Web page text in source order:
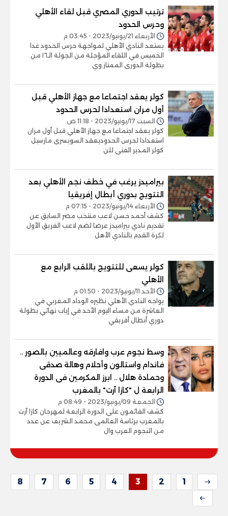
ترتيب الدوري المصري قبل لقاء الأهلي
وحرس الحدود
الأربعاء 21/يونيو/2023 - 03:45 م
يستعد النادي الأهلي لمواجهة حرس الحدود غدا
الخميس في اللقاء المؤجلة من الجولة الـ١٦ من
بطولة الدورى الممتاز.وي
كولر يعقد اجتماعا مع جهاز الأهلي قبل
أول مران استعدادا لحرس الحدود
السبت 17/يونيو/2023 - 11:18 ص
كولر يعقد اجتماعا مع جهاز الأهلي قبل أول مران
استعدادا لحرس الحدوديعقد السويسرى مارسيل
كولر المدير الفنى للن
بيراميدز يرغب في خطف نجم الأهلي بعد
التتويج بدوري أبطال إفريقيا
الأربعاء 14/يونيو/2023 - 07:15 م
كشف أحمد حسن لاعب منتخب مصر السابق عن
تقديم نادي بيراميدز عرضا لضم لاعب الفريق الأول
لكرة القدم بالنادي الأهل
كولر يسعى للتتويج باللقب الرابع مع
الأهلي
الأحد 11/يونيو/2023 - 01:50 م
يواجه النادي الأهلي نظيره الوداد المغربي في
العاشرة من مساء اليوم الأحد في إياب نهائي بطولة
دوري أبطال أفريقي
وسط نجوم عرب وافارقه وعالميين بالصور ..
فاندام واستالون وأحلام وهالة صدقى
وحمادة هلال .. ابرز المكرمين فى الدورة
الرابعة ل "كازا آرت" بالمغرب
الجمعة 09/يونيو/2023 - 08:49 م
كشف القائمون على الدورة الرابعة لمهرجان كازا آرت
بالمغرب برئاسة العالمى محمد الشريف عن عدد
من النجوم العرب وال
1
2
3
4
5
6
7
8